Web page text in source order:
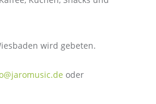
wird gebeten.
oder